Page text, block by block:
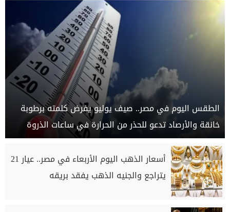
الطقس اليوم في مصر.. صيف يوليو يفرض كلمته برطوبة
خانقة والأرصاد تدعو للحذر من الحرارة في ساعات الذروة
أسعار الذهب اليوم الأربعاء في مصر.. عيار 21
يتراجع والجنيه الذهب يفقد بريقه